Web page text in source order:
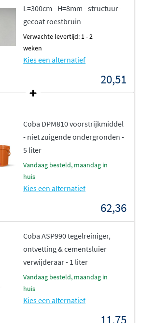
L=300cm - H=8mm - structuur-
gecoat roestbruin
Verwachte levertijd: 1 - 2
weken
Kies een alternatief
20,51
Coba DPM810 voorstrijkmiddel
- niet zuigende ondergronden -
5 liter
vandaag besteld, maandag in
huis
Kies een alternatief
62,36
Coba ASP990 tegelreiniger,
ontvetting & cementsluier
verwijderaar - 1 liter
vandaag besteld, maandag in
huis
Kies een alternatief
11,75